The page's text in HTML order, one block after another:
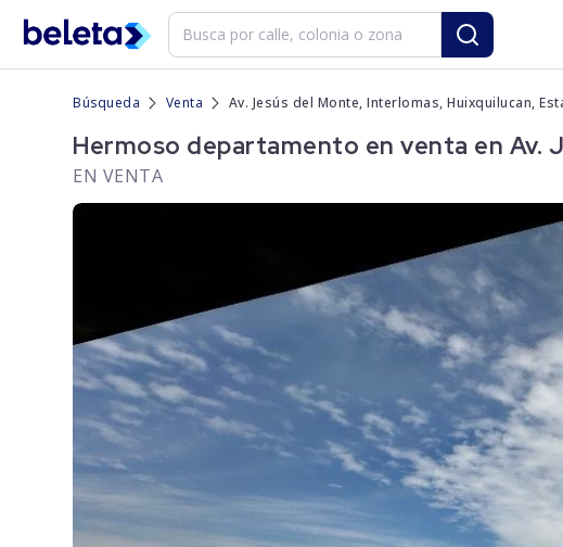
Búsqueda Venta Av. Jesús del Monte, Interlomas, Huixquilucan,
Hermoso departamento en venta en Av.
EN VENTA